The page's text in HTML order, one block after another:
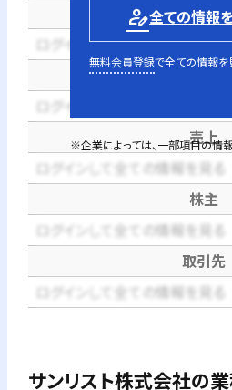
電話番号
ログインして全ての情報を見る
代表者
ログインして全ての情報を見る
売上
ログインして全ての情報を見る
株主
ログインして全ての情報を見る
取引先
ログインして全ての情報を見る
person_edit全ての情報
無料会員登録で全ての情報を
※企業によっては、一部項目の情
サンリスト株式会社の